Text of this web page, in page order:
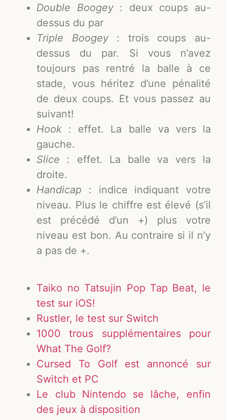
Double Boogey: deux coups au-
dessus du par
Triple Boogey: trois coups au-
dessus du par. Si vous n’avez
toujours pas rentré la balle à ce
stade, vous héritez d’une pénalité
de deux coups. Et vous passez au
suivant!
Hook : effet. La balle va vers la
gauche.
Slice : effet. La balle va vers la
droite.
Handicap : indice indiquant votre
niveau. Plus le chiffre est élevé (s’il
est précédé d’un +) plus votre
niveau est bon. Au contraire si il n’y
a pas de +.
Taiko no Tatsujin Pop Tap Beat, le
test sur iOS!
Rustler, le test sur Switch
1000 trous supplémentaires pour
What The Golf?
Cursed To Golf est annoncé sur
Switch et PC
Le club Nintendo se lâche, enfin
des jeux à disposition